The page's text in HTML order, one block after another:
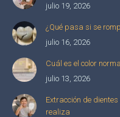
julio 19, 2026
¿Qué pasa si se
julio 16, 2026
Cuál es el color
julio 13, 2026
Extracción de
realiza